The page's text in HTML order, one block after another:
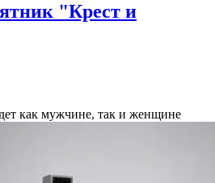
"Крест и
как мужчине, так и женщине